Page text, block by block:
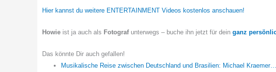
Hier kannst du weitere ENTERTAINMENT Videos kostenlos anschauen!
Howie ist ja auch als Fotografunterwegs – buche ihn jetzt für dein ganz
Das könnte Dir auch gefallen!
Musikalische Reise zwischen Deutschland und Brasilien: Michael Kraemer…